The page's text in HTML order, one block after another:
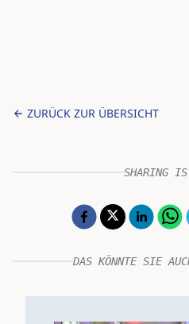
ZURÜCK ZUR ÜBERSICHT
SHARING
DAS KÖNNTE SIE